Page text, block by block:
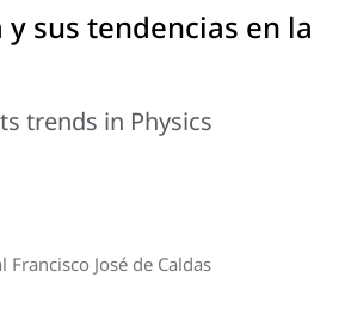
y sus tendencias en la
trends in Physics
José de Caldas